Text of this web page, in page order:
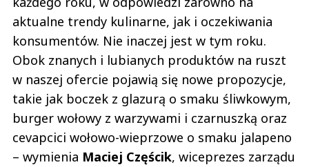
aktualne trendy kulinarne, jak i oczekiwania
konsumentów. Nie inaczej jest w tym roku.
Obok znanych i lubianych produktów na ruszt
w naszej ofercie pojawią się nowe propozycje,
takie jak boczek z glazurą o smaku śliwkowym,
burger wołowy z warzywami i czarnuszką oraz
cevapcici wołowo-wieprzowe o smaku jalapeno
– wymienia Maciej Częścik, wiceprezes zarządu